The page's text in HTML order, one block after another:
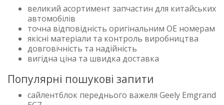
великий асортимент запчастин для китайських
автомобілів
точна відповідність оригінальним OE номерам
якісні матеріали та контроль виробництва
довговічність та надійність
вигідна ціна та швидка доставка
Популярні пошукові запити
сайлентблок переднього важеля Geely Emgrand